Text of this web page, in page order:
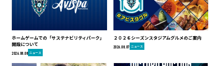
ホームゲームでの「サステナビリティパーク」
開設について
2026.08.08 ニュース
２０２６シーズンスタジアムグルメのご案内
2026.08.07 ニュース